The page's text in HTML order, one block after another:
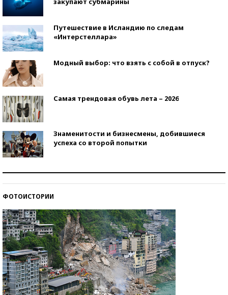
Путешествие в Исландию по следам
«Интерстеллара»
Модный выбор: что взять с собой в отпуск?
Самая трендовая обувь лета – 2026
Знаменитости и бизнесмены, добившиеся
успеха со второй попытки
ФОТОИСТОРИИ